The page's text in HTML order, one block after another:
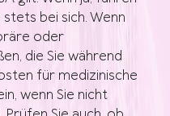
bei sich. Wenn
oder
die Sie während
für medizinische
wenn Sie nicht